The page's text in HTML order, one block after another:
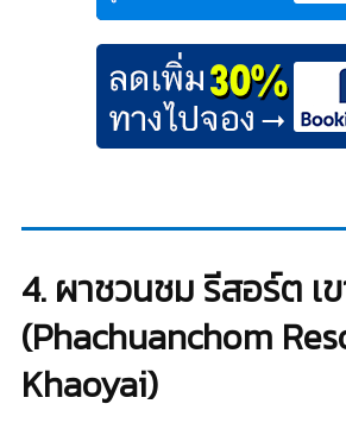
4. ผาชวนชม รีสอร์ต เ
(Phachuanchom
Khaoyai)